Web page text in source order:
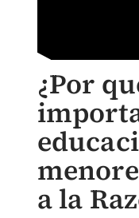
¿Por
a la